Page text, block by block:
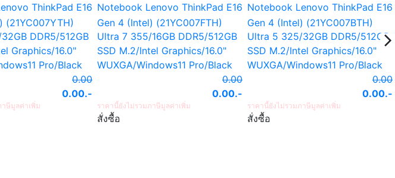
Lenovo ThinkPad E16
4 (Intel) (21YC007FTH)
7 355/16GB DDR5/512GB
M.2/Intel Graphics/16.0"
Windows11 Pro/Black
คานี้ยังไม่รวมภาษีมูลค่าเพิ่ม
Notebook Lenovo ThinkPad E16
Gen 4 (Intel) (21YC007BTH)
Ultra 5 325/32GB DDR5/512GB
SSD M.2/Intel Graphics/16.0"
WUXGA/Windows11 Pro/Black
ราคานี้ยังไม่รวมภาษีมูลค่าเพิ่ม
Notebook Lenovo
Gen 4 (Intel)
Ultra 5 325/16GB
SSD M.2/Intel
WUXGA/Windows11
ราคานี้ยังไม่รวมภาษีมูลค่าเพิ่ม